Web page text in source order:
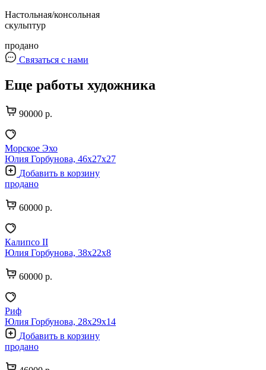
Настольная/консольная
скульптур
продано
Связаться с нами
Еще работы художника
90000 р.
Морское Эхо
Юлия Горбунова, 46х27х27
Добавить в корзину
продано
60000 р.
Калипсо II
Юлия Горбунова, 38х22х8
60000 р.
Риф
Юлия Горбунова, 28х29х14
Добавить в корзину
продано